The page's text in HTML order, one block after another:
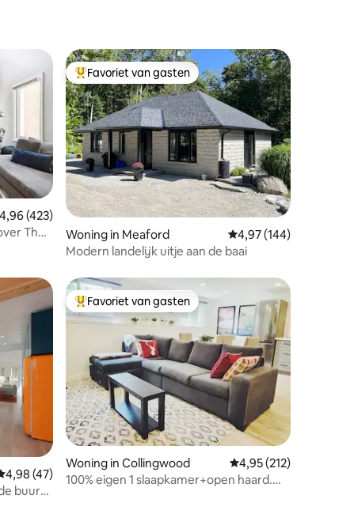
beoordeling van 4,96 op 5, 423 recensies
4,96 (423)
The
Topfavoriet van gasten
Favoriet van gasten
Woning in Meaford Gemiddelde
4,97 (144)
Modern landelijk uitje aan de baai
beoordeling van 4,98 op 5, 47 recensies
4,98 (47)
buurt
Topfavoriet van gasten
Favoriet van gasten
Woning in Collingwood Gemiddelde
4,95 (212)
100% eigen 1 slaapkamer+open haard.